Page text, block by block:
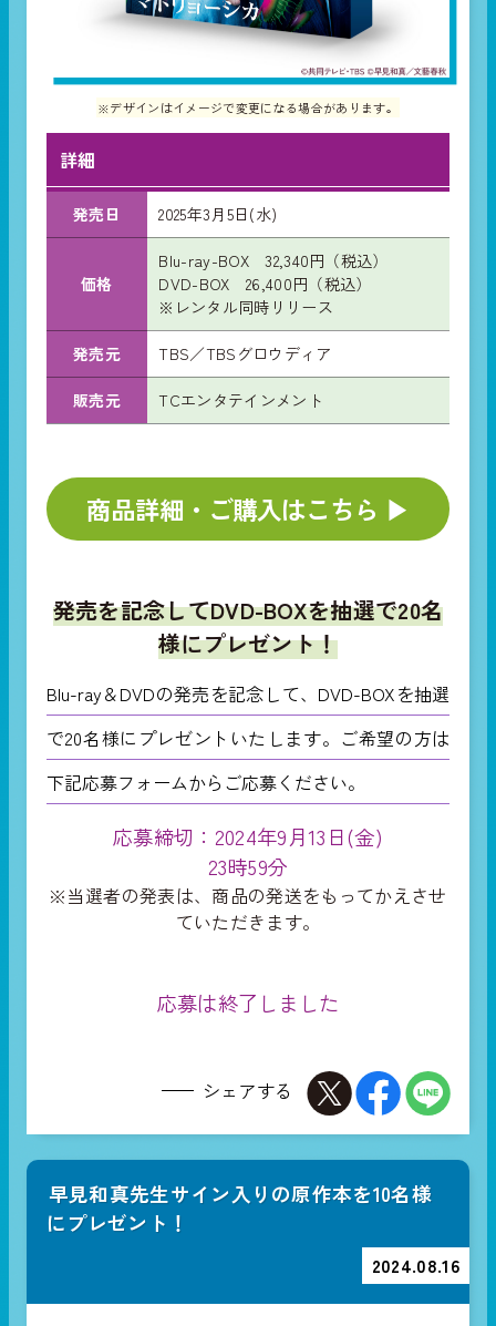
※デザインはイメージで変更になる場合があります。
詳細
発売日 2025年3月5日(水)
価格
Blu-ray-BOX 32,340円（税込）
DVD-BOX 26,400円（税込）
※レンタル同時リリース
発売元 TBS／TBSグロウディア
販売元 TCエンタテインメント
商品詳細・ご購入はこちら ▶︎
発売を記念してDVD-BOXを抽選で20名
様にプレゼント！
Blu-ray＆DVDの発売を記念して、DVD-BOXを抽選
で20名様にプレゼントいたします。ご希望の方は
下記応募フォームからご応募ください。
応募締切：2024年9月13日(金)
23時59分
※当選者の発表は、商品の発送をもってかえさせ
ていただきます。
応募は終了しました
シェアする
早見和真先生サイン入りの原作本を10名様
にプレゼント！
2024.08.16